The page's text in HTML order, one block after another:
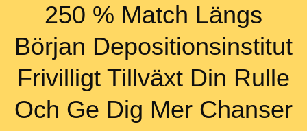
250 % Match Längs
Början Depositionsinstitut
Frivilligt Tillväxt Din Rulle
Och Ge Dig Mer Chanser